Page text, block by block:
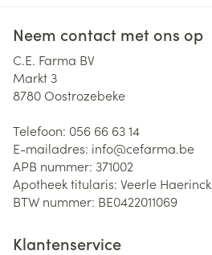
Neem contact met ons op
C.E. Farma BV
Markt 3
8780Oostrozebeke
Telefoon: 056 66 63 14
E-mailadres: info@cefarma.be
APB nummer: 371002
Apotheek titularis: Veerle Haerinck
BTW nummer: BE0422011069
Klantenservice